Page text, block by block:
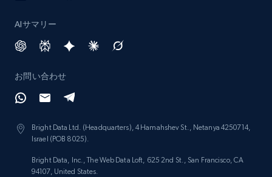
AIサマリー
お問い合わせ
Bright Data Ltd. (Headquarters), 4 Hamahshev St., Netanya 4250714,
Israel (POB 8025).
Bright Data, Inc., The Web Data Loft, 625 2nd St., San Francisco, CA
94107, United States.